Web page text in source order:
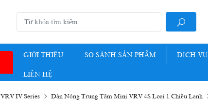
GIỚI THIỆU SO SÁNH SẢN PHẨM DỊCH VỤ
LIÊN HỆ
VRV IV Series Dàn Nóng Trung Tâm Mini VRV 4S Loại 1 Chiều Lạnh